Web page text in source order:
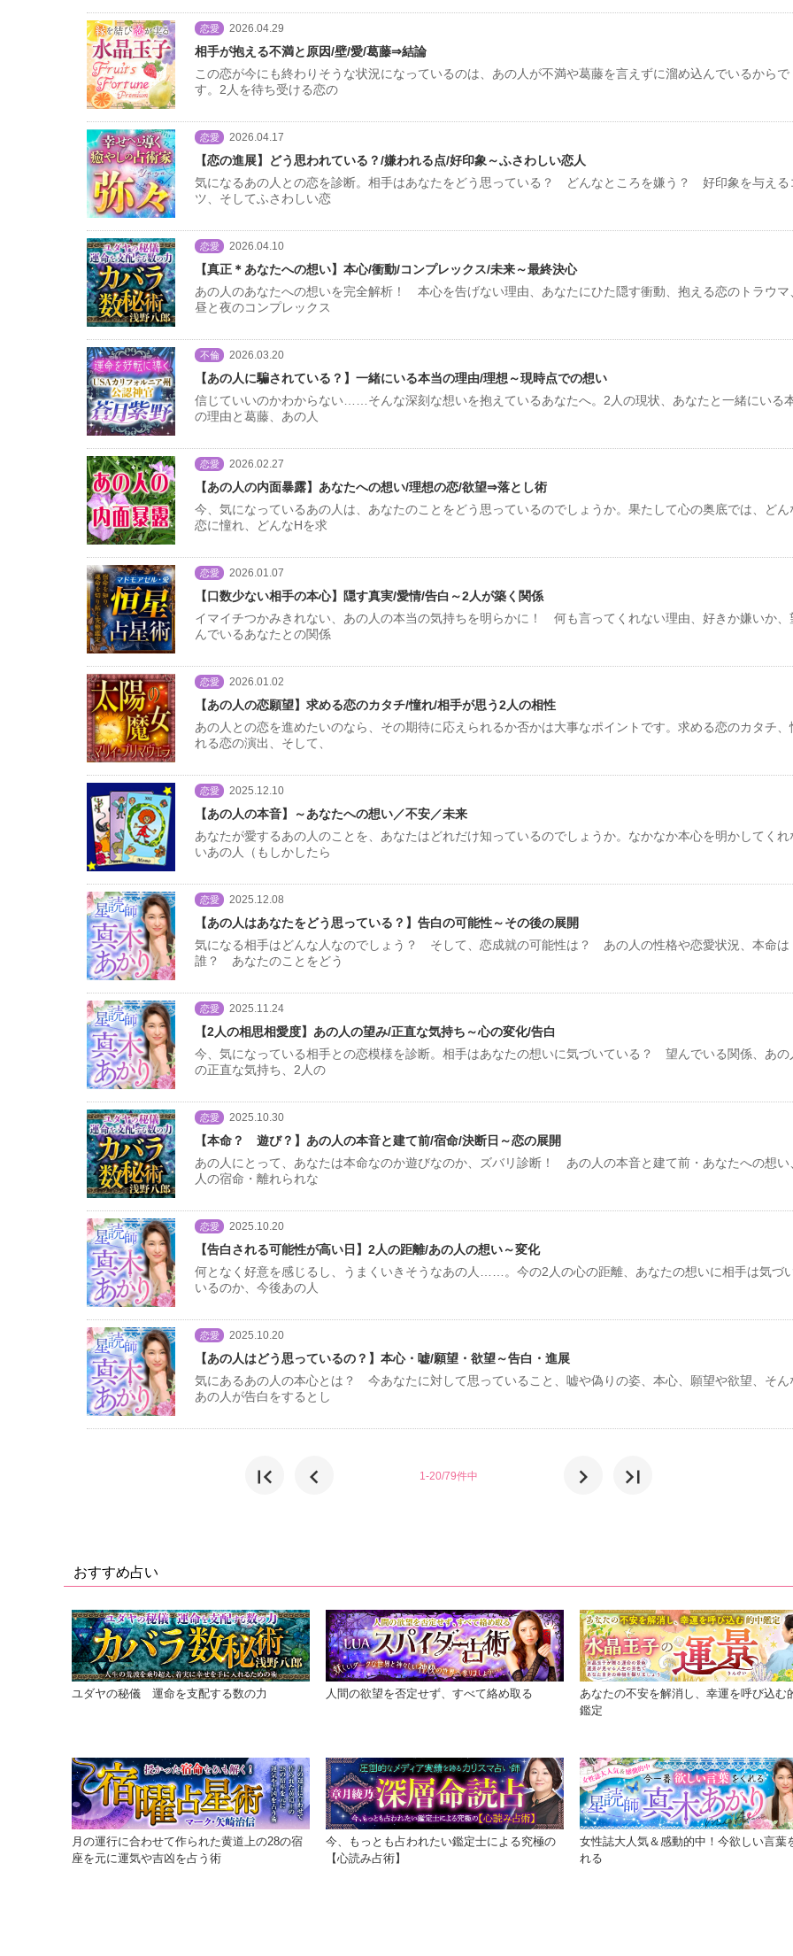
恋愛 2026.04.29
相手が抱える不満と原因/壁/愛/葛藤⇒結論
この恋が今にも終わりそうな状況になっているのは、あの人が不満や葛藤を言えずに溜め込んでいるからで
す。2人を待ち受ける恋の
恋愛 2026.04.17
【恋の進展】どう思われている？/嫌われる点/好印象～ふさわしい恋人
気になるあの人との恋を診断。相手はあなたをどう思っている？ どんなところを嫌う？ 好印象を与える
ツ、そしてふさわしい恋
恋愛 2026.04.10
【真正＊あなたへの想い】本心/衝動/コンプレックス/未来～最終決心
あの人のあなたへの想いを完全解析！ 本心を告げない理由、あなたにひた隠す衝動、抱える恋のトラウマ
昼と夜のコンプレックス
不倫 2026.03.20
【あの人に騙されている？】一緒にいる本当の理由/理想～現時点での想い
信じていいのかわからない……そんな深刻な想いを抱えているあなたへ。2人の現状、あなたと一緒にいる
の理由と葛藤、あの人
恋愛 2026.02.27
【あの人の内面暴露】あなたへの想い/理想の恋/欲望⇒落とし術
今、気になっているあの人は、あなたのことをどう思っているのでしょうか。果たして心の奥底では、どん
恋に憧れ、どんなHを求
恋愛 2026.01.07
【口数少ない相手の本心】隠す真実/愛情/告白～2人が築く関係
イマイチつかみきれない、あの人の本当の気持ちを明らかに！ 何も言ってくれない理由、好きか嫌いか、
んでいるあなたとの関係
恋愛 2026.01.02
【あの人の恋願望】求める恋のカタチ/憧れ/相手が思う2人の相性
あの人との恋を進めたいのなら、その期待に応えられるか否かは大事なポイントです。求める恋のカタチ、
れる恋の演出、そして、
恋愛 2025.12.10
【あの人の本音】～あなたへの想い／不安／未来
あなたが愛するあの人のことを、あなたはどれだけ知っているのでしょうか。なかなか本心を明かしてくれ
いあの人（もしかしたら
恋愛 2025.12.08
【あの人はあなたをどう思っている？】告白の可能性～その後の展開
気になる相手はどんな人なのでしょう？ そして、恋成就の可能性は？ あの人の性格や恋愛状況、本命は
誰？ あなたのことをどう
恋愛 2025.11.24
【2人の相思相愛度】あの人の望み/正直な気持ち～心の変化/告白
今、気になっている相手との恋模様を診断。相手はあなたの想いに気づいている？ 望んでいる関係、あの
の正直な気持ち、2人の
恋愛 2025.10.30
【本命？ 遊び？】あの人の本音と建て前/宿命/決断日～恋の展開
あの人にとって、あなたは本命なのか遊びなのか、ズバリ診断！ あの人の本音と建て前・あなたへの想い
人の宿命・離れられな
恋愛 2025.10.20
【告白される可能性が高い日】2人の距離/あの人の想い～変化
何となく好意を感じるし、うまくいきそうなあの人……。今の2人の心の距離、あなたの想いに相手は気づ
いるのか、今後あの人
恋愛 2025.10.20
【あの人はどう思っているの？】本心・嘘/願望・欲望～告白・進展
気にあるあの人の本心とは？ 今あなたに対して思っていること、嘘や偽りの姿、本心、願望や欲望、そん
あの人が告白をするとし
first_page chevron_left 1-20/79件中 chevron_right last_page
おすすめ占い
ユダヤの秘儀 運命を支配する数の力 人間の欲望を否定せず、すべて絡め取る
あなたの不安を解消し、幸運を呼び込む
鑑定
月の運行に合わせて作られた黄道上の28の宿
座を元に運気や吉凶を占う術
今、もっとも占われたい鑑定士による究極の
【心読み占術】
女性誌大人気＆感動的中！今欲しい言葉
れる